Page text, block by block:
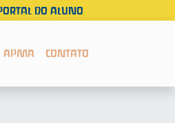
DO ALUNO
APMA CONTATO